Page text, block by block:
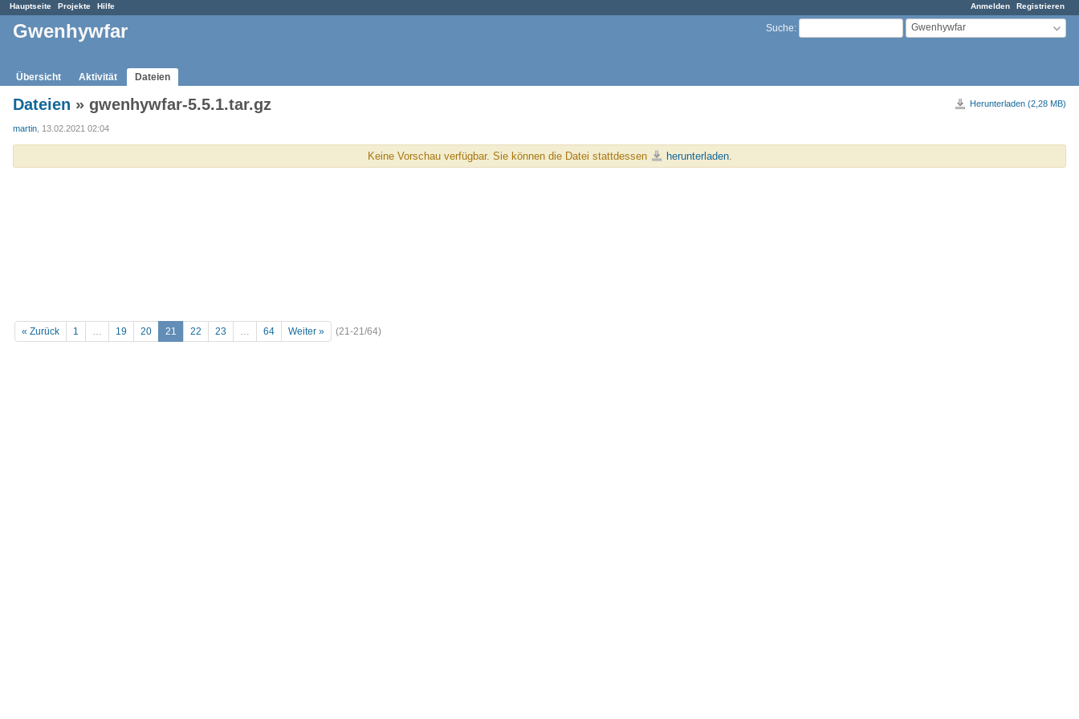
Anmelden Registrieren
Hauptseite Projekte Hilfe
Suche: Gwenhywfar
Gwenhywfar
Übersicht Aktivität Dateien
Herunterladen (2,28 MB)
Dateien » gwenhywfar-5.5.1.tar.gz
martin , 13.02.2021 02:04
Keine Vorschau verfügbar. Sie können die Datei stattdessen herunterladen.
« Zurück 1 … 19 20 21 22 23 … 64 Weiter » (21-21/64)